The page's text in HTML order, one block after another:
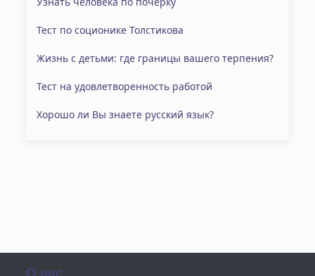
Тест по соционике Толстикова
Жизнь с детьми: где границы вашего терпения?
Тест на удовлетворенность работой
Хорошо ли Вы знаете русский язык?
О нас